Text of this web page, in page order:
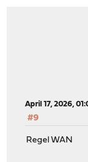
April 17, 2026,
#9
Regel WAN